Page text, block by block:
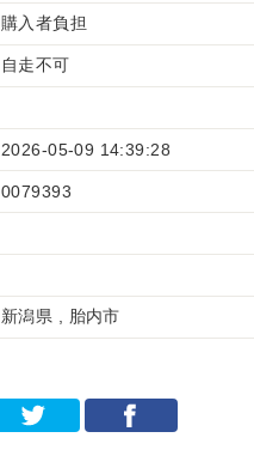
購入者負担
自走不可
2026-05-09 14:39:28
0079393
新潟県 , 胎内市